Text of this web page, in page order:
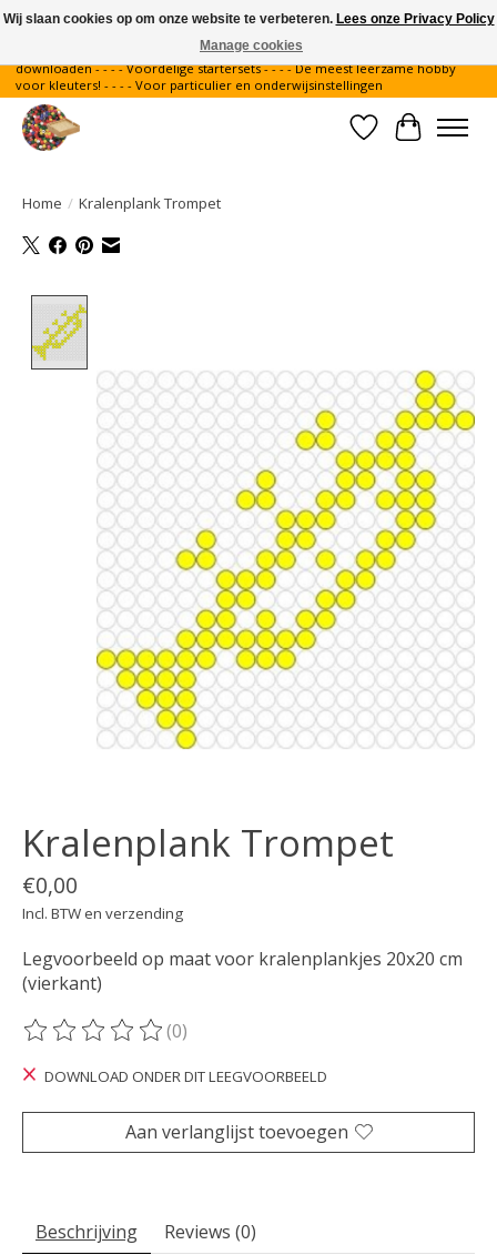
Gratis verzending binnen Nederland - - - - Legvoorbeelden gratis te
downloaden - - - - Voordelige startersets - - - - De meest leerzame hobby
voor kleuters! - - - - Voor particulier en onderwijsinstellingen
Verlanglijst
Home / Kralenplank Trompet
Kralenplank Trompet
€0,00
Incl. BTW en verzending
Legvoorbeeld op maat voor kralenplankjes 20x20 cm
(vierkant)
De beoordeling van dit product is
(0)
DOWNLOAD ONDER DIT LEEGVOORBEELD
Aan verlanglijst toevoegen
Beschrijving Reviews (0)
Wij slaan cookies op om onze website te verbeteren. Lees onze Privacy Policy
Manage cookies